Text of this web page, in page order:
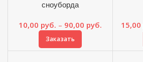
сноуборда
10,00 руб. – 90,00 руб.Диапазон
Заказать
15,00